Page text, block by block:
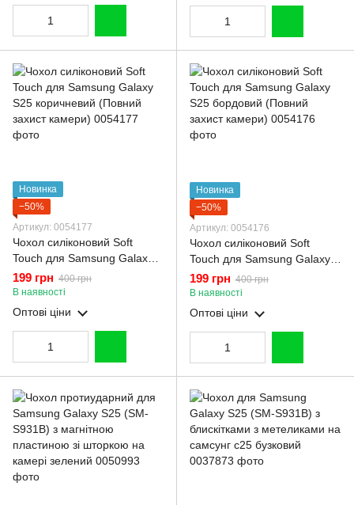
Новинка
−50%
Артикул: 0054177
Чохол силіконовий Soft
Touch для Samsung Galaxy
S25 коричневий (Повний
захист камери)
199 грн 400 грн
В наявності
Оптові ціни
Новинка
−50%
Артикул: 0054176
Чохол силіконовий Soft
Touch для Samsung Galaxy
S25 бордовий (Повний
захист камери)
199 грн 400 грн
В наявності
Оптові ціни